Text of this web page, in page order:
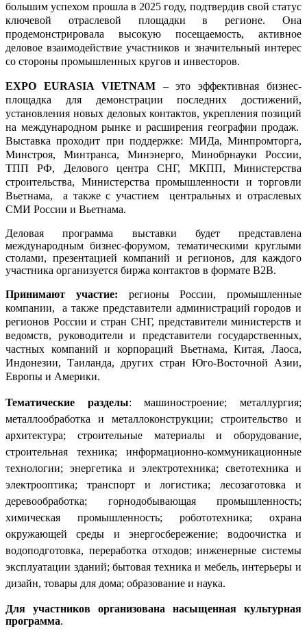
большим успехом прошла в 2025 году, подтвердив свой статус
ключевой отраслевой площадки в регионе. Она
продемонстрировала высокую посещаемость, активное
деловое взаимодействие участников и значительный интерес
со стороны промышленных кругов и инвесторов.
EXPO EURASIA VIETNAM– это эффективная бизнес-
площадка для демонстрации последних достижений,
установления новых деловых контактов, укрепления позиций
на международном рынке и расширения географии продаж.
Выставка проходит при поддержке: МИДа, Минпромторга,
Минстроя, Минтранса, Минэнерго, Минобрнауки России,
ТПП РФ, Делового центра СНГ, МКПП, Министерства
строительства, Министерства промышленности и торговли
Вьетнама, а также с участием центральных и отраслевых
СМИ России и Вьетнама.
Деловая программа выставки будет представлена
международным бизнес-форумом, тематическими круглыми
столами, презентацией компаний и регионов, для каждого
участника организуется биржа контактов в формате В2В.
Принимают участие: регионы России, промышленные
компании, а также представители администраций городов и
регионов России и стран СНГ, представители министерств и
ведомств, руководители и представители государственных,
частных компаний и корпораций Вьетнама, Китая, Лаоса,
Индонезии, Таиланда, других стран Юго-Восточной Азии,
Европы и Америки.
Тематические разделы:машиностроение; металлургия;
металлообработка и металлоконструкции; строительство и
архитектура; строительные материалы и оборудование,
строительная техника; информационно-коммуникационные
технологии; энергетика и электротехника; светотехника и
электрооптика; транспорт и логистика; лесозаготовка и
деревообработка; горнодобывающая промышленность;
химическая промышленность; робототехника; охрана
окружающей среды и энергосбережение; водоочистка и
водоподготовка, переработка отходов; инженерные системы
эксплуатации зданий; бытовая техника и мебель, интерьеры и
дизайн, товары для дома; образование и наука.
Для участников организована насыщенная культурная
программа.